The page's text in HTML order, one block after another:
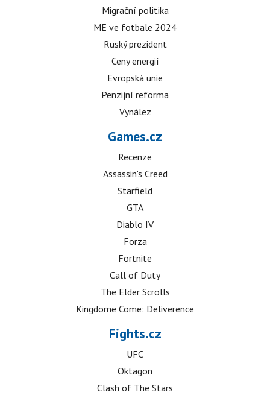
Migrační politika
ME ve fotbale 2024
Ruský prezident
Ceny energií
Evropská unie
Penzijní reforma
Vynález
Games.cz
Recenze
Assassin's Creed
Starfield
GTA
Diablo IV
Forza
Fortnite
Call of Duty
The Elder Scrolls
Kingdome Come: Deliverence
Fights.cz
UFC
Oktagon
Clash of The Stars